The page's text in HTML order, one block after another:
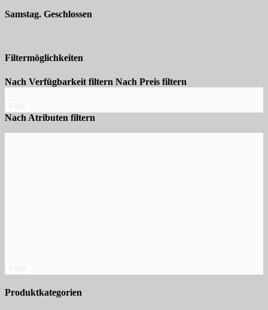
Samstag. Geschlossen
Filtermöglichkeiten
Nach Verfügbarkeit filtern Nach Preis filtern
Nach Atributen filtern
Produktkategorien